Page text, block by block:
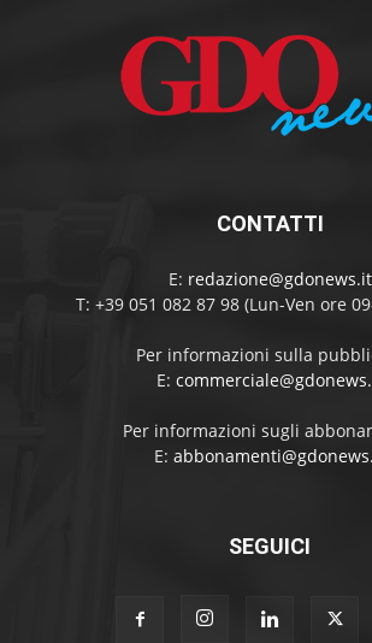
CONTATTI
E: redazione@gdonews.it
T: +39 051 082 87 98 (Lun-Ven ore
Per informazioni sulla
E:
Per informazioni sugli
E:
SEGUICI